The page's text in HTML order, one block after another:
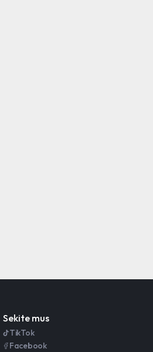
Sekite mus
TikTok
Facebook